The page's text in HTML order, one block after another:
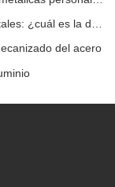
del acero